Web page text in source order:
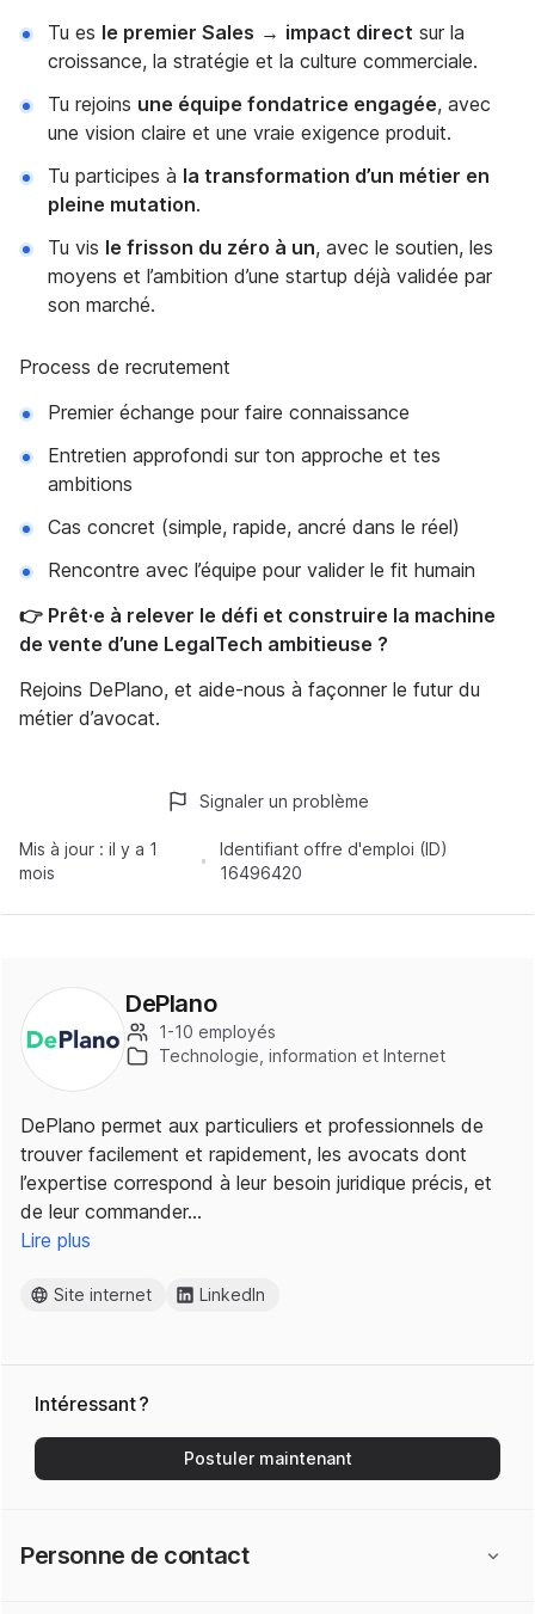
Tu es le premier Sales → impact direct sur la
croissance, la stratégie et la culture commerciale.
Tu rejoins une équipe fondatrice engagée, avec
une vision claire et une vraie exigence produit.
Tu participes à la transformation d’un métier en
pleine mutation.
Tu vis le frisson du zéro à un, avec le soutien, les
moyens et l’ambition d’une startup déjà validée par
son marché.
Process de recrutement
Premier échange pour faire connaissance
Entretien approfondi sur ton approche et tes
ambitions
Cas concret (simple, rapide, ancré dans le réel)
Rencontre avec l’équipe pour valider le fit humain
👉 Prêt·e à relever le défi et construire la machine
de vente d’une LegalTech ambitieuse ?
Rejoins DePlano, et aide-nous à façonner le futur du
métier d’avocat.
Mis à jour : il y a 1
mois
Identifiant offre d'emploi (ID)
16496420
Signaler un problème
DePlano
1-10 employés
Technologie, information et Internet
DePlano permet aux particuliers et professionnels de
trouver facilement et rapidement, les avocats dont
l’expertise correspond à leur besoin juridique précis, et
de leur commander…
Lire plus
Site internet LinkedIn
Intéressant ?
Postuler maintenant
Personne de contact